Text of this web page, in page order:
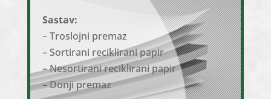
Sastav:
– Troslojni premaz
– Sortirani reciklirani papir
– Nesortirani reciklirani papir
– Donji premaz